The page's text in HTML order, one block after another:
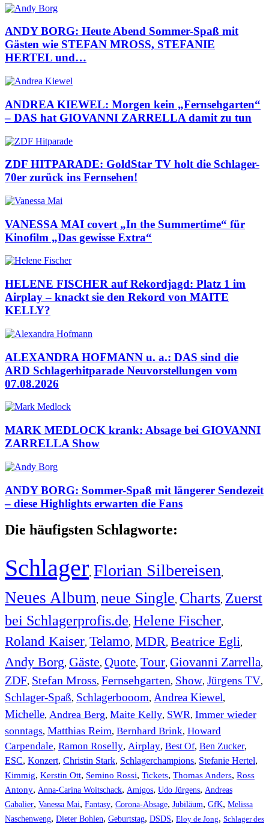
ANDY BORG: Heute Abend Sommer-Spaß mit
Gästen wie STEFAN MROSS, STEFANIE
HERTEL und…
ANDREA KIEWEL: Morgen kein „Fernsehgarten“
– DAS hat GIOVANNI ZARRELLA damit zu tun
ZDF HITPARADE: GoldStar TV holt die Schlager-
70er zurück ins Fernsehen!
VANESSA MAI covert „In the Summertime“ für
Kinofilm „Das gewisse Extra“
HELENE FISCHER auf Rekordjagd: Platz 1 im
Airplay – knackt sie den Rekord von MAITE
KELLY?
ALEXANDRA HOFMANN u. a.: DAS sind die
ARD Schlagerhitparade Neuvorstellungen vom
07.08.2026
MARK MEDLOCK krank: Absage bei GIOVANNI
ZARRELLA Show
ANDY BORG: Sommer-Spaß mit längerer Sendezeit
– diese Highlights erwarten die Fans
Die häufigsten Schlagworte:
Schlager, Florian Silbereisen,
Neues Album, neue Single, Charts, Zuerst
bei Schlagerprofis.de, Helene Fischer,
Roland Kaiser, Telamo, MDR, Beatrice Egli,
Andy Borg, Gäste, Quote, Tour, Giovanni Zarrella,
ZDF, Stefan Mross, Fernsehgarten, Show, Jürgens TV,
Schlager-Spaß, Schlagerbooom, Andrea Kiewel,
Michelle, Andrea Berg, Maite Kelly, SWR, Immer wieder
sonntags, Matthias Reim, Bernhard Brink, Howard
Carpendale, Ramon Roselly, Airplay, Best Of, Ben Zucker,
ESC, Konzert, Christin Stark, Schlagerchampions, Stefanie Hertel,
Kimmig, Kerstin Ott, Semino Rossi, Tickets, Thomas Anders, Ross
Antony, Anna-Carina Woitschack, Amigos, Udo Jürgens, Andreas
Gabalier, Vanessa Mai, Fantasy, Corona-Absage, Jubiläum, GfK, Melissa
Naschenweng, Dieter Bohlen, Geburtstag, DSDS, Eloy de Jong, Schlager des